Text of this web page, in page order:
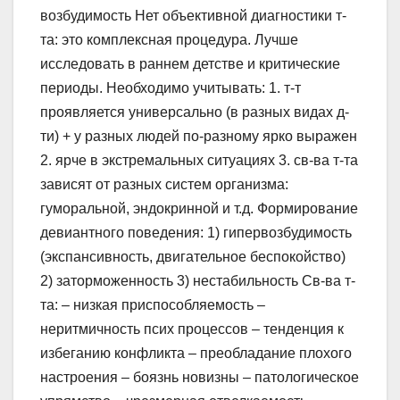
возбудимость Нет объективной диагностики т-
та: это комплексная процедура. Лучше
исследовать в раннем детстве и критические
периоды. Необходимо учитывать: 1. т-т
проявляется универсально (в разных видах д-
ти) + у разных людей по-разному ярко выражен
2. ярче в экстремальных ситуациях 3. св-ва т-та
зависят от разных систем организма:
гуморальной, эндокринной и т.д. Формирование
девиантного поведения: 1) гипервозбудимость
(экспансивность, двигательное беспокойство)
2) заторможенность 3) нестабильность Св-ва т-
та: – низкая приспособляемость –
неритмичность псих процессов – тенденция к
избеганию конфликта – преобладание плохого
настроения – боязнь новизны – патологическое